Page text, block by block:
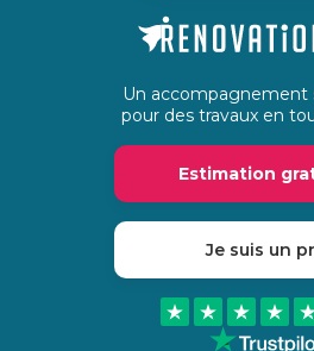
Un accompagnement
pour des travaux en
Estimation
Je suis un